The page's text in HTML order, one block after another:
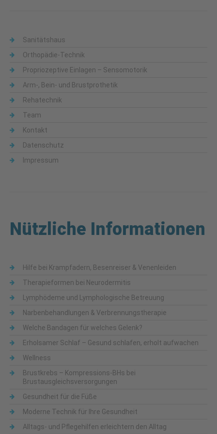
Sanitätshaus
Orthopädie-Technik
Propriozeptive Einlagen – Sensomotorik
Arm-, Bein- und Brustprothetik
Rehatechnik
Team
Kontakt
Datenschutz
Impressum
Nützliche Informationen
Hilfe bei Krampfadern, Besenreiser & Venenleiden
Therapieformen bei Neurodermitis
Lymphödeme und Lymphologische Betreuung
Narbenbehandlungen & Verbrennungstherapie
Welche Bandagen für welches Gelenk?
Erholsamer Schlaf – Gesund schlafen, erholt aufwachen
Wellness
Brustkrebs – Kompressions-BHs bei
Brustausgleichsversorgungen
Gesundheit für die Füße
Moderne Technik für Ihre Gesundheit
Alltags- und Pflegehilfen erleichtern den Alltag